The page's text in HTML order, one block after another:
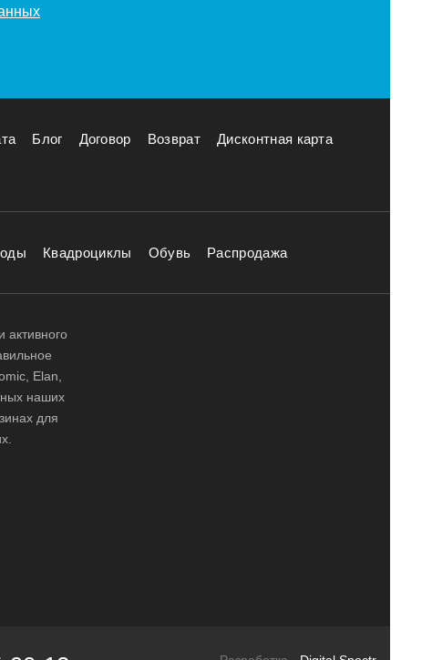
Блог Договор Возврат Дисконтная карта
Квадроциклы Обувь Распродажа
активного
Elan,
наших
для